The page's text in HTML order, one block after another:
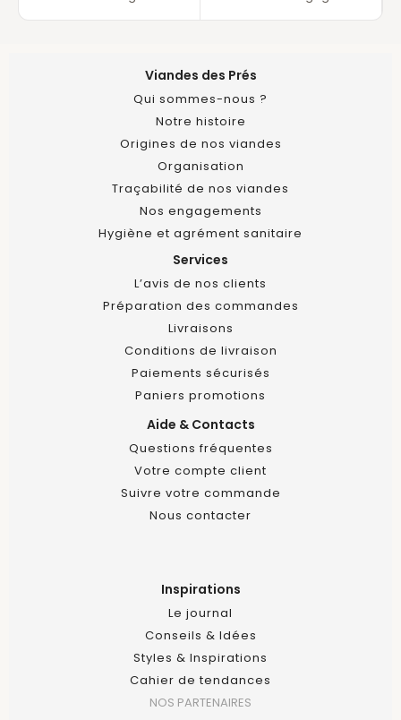
Viandes des Prés
Qui sommes-nous ?
Notre histoire
Origines de nos viandes
Organisation
Traçabilité de nos viandes
Nos engagements
Hygiène et agrément sanitaire
Services
L’avis de nos clients
Préparation des commandes
Livraisons
Conditions de livraison
Paiements sécurisés
Paniers promotions
Aide & Contacts
Questions fréquentes
Votre compte client
Suivre votre commande
Nous contacter
Inspirations
Le journal
Conseils & Idées
Styles & Inspirations
Cahier de tendances
NOS PARTENAIRES